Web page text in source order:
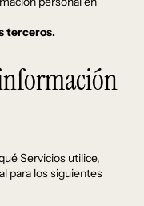
terceros.
Servicios utilice,
para los siguientes